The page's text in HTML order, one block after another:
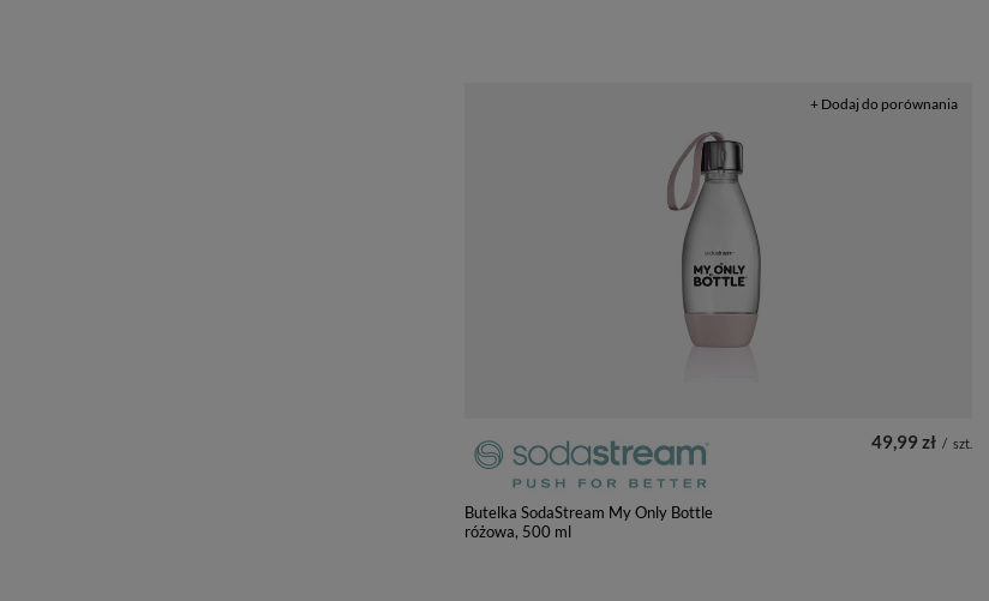
Butelka SodaStream My Only Bottle
różowa, 500 ml
49,99 zł / szt.
+ Dodaj do porównania